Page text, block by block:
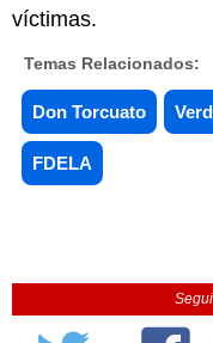
víctimas.
Temas Relacionados:
Don Torcuato
FDELA